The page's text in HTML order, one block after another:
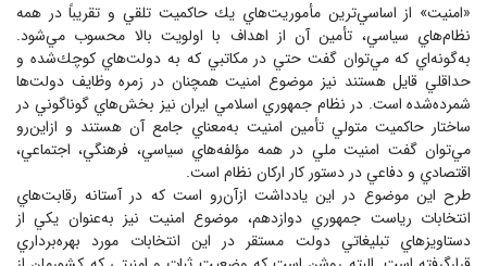
«امنيت» از اساسي‌ترين مأموريت‌هاي يك حاكميت تلقي و تقريباً در همه
نظام‌هاي سياسي، تأمين آن از اهداف با اولويت بالا محسوب مي‌شود.
به‌گونه‌اي كه مي‌توان گفت حتي در مكاتبي كه به دولت‌هاي كوچك‌شده و
حداقلي قايل هستند نيز موضوع امنيت همچنان در زمره وظايف دولت‌ها
شمرده‌شده است. در نظام جمهوري اسلامي ايران نيز بخش‌هاي گوناگوني در
ساختار حاكميت متولي تأمين امنيت به‌معناي جامع آن هستند و ازاين‌رو
مي‌توان گفت امنيت ملي در همه مؤلفه‌هاي سياسي، فرهنگي، اجتماعي،
اقتصادي و دفاعي در دستور كار اركان نظام است.
طرح اين موضوع در اين يادداشت ازآن‌رو است كه در آستانه رقابت‌هاي
انتخابات رياست جمهوري دوازدهم، موضوع امنيت نيز به‌عنوان يكي از
دستاويزهاي تبليغاتي دولت مستقر در اين انتخابات مورد بهره‌برداري